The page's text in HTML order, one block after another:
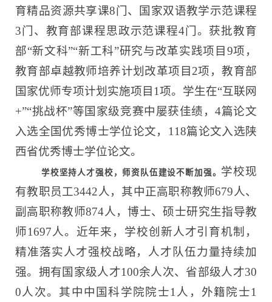
育精品资源共享课8门、国家双语教学示范课程
3门、教育部课程思政示范课程4门。获批教育
部“新文科”“新工科”研究与改革实践项目9项，
教育部卓越教师培养计划改革项目2项，教育部
国家优师专项计划实施项目1项。学生在“互联网
+”“挑战杯”等国家级竞赛中屡获佳绩，4篇论文
入选全国优秀博士学位论文，118篇论文入选陕
西省优秀博士学位论文。
学校坚持人才强校，师资队伍建设不断加强。 学校现
有教职员工3442人，其中正高职称教师679人、
副高职称教师874人，博士、硕士研究生指导教
师1697人。近年来，学校创新人才引育机制，
精准落实人才强校战略，人才队伍力量持续加
强。拥有国家级人才100余人次、省部级人才30
0人次。其中中国科学院院士1人，外籍院士1